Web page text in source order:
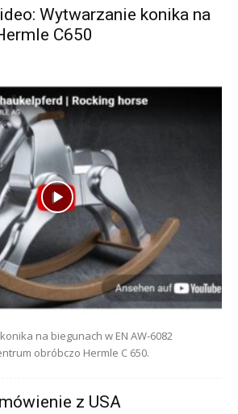
Wytwarzanie konika na
C650
na biegunach w EN AW-6082
obróbczo Hermle C 650.
z USA